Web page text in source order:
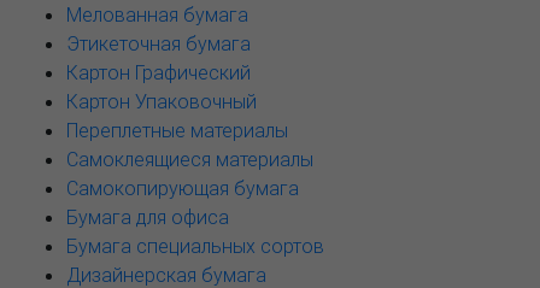
Мелованная бумага
Этикеточная бумага
Картон Графический
Картон Упаковочный
Переплетные материалы
Самоклеящиеся материалы
Самокопирующая бумага
Бумага для офиса
Бумага специальных сортов
Дизайнерская бумага